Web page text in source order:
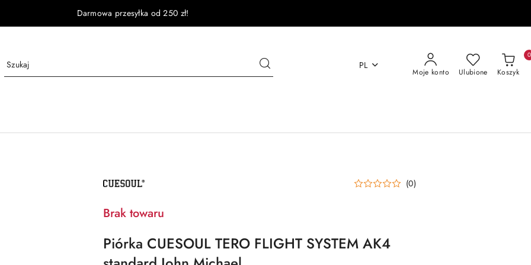
Darmowa przesyłka od 250 zł!
PL
Moje konto Ulubione Koszyk
0
PRODUCENTA: (0)
Brak towaru
Piórka CUESOUL TERO FLIGHT SYSTEM AK4